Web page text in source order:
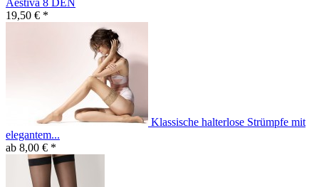
Aestiva 8 DEN
19,50 € *
Klassische halterlose Strümpfe mit
elegantem...
ab 8,00 € *